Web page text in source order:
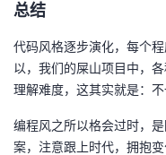
总结
代码风格逐步演化，每个
以，我们的屎山项目中，
理解难度，这其实就是：不
编程风之所以格会过时，
案，注意跟上时代，拥抱变